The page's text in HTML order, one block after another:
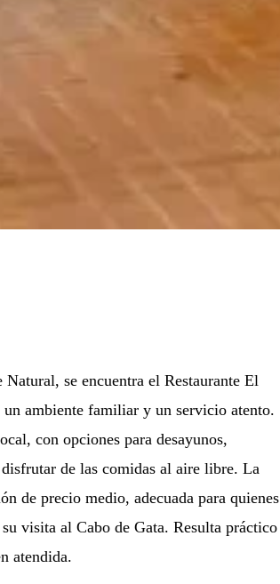
se encuentra el Restaurante El
ambiente familiar y un servicio atento.
con opciones para desayunos,
de las comidas al aire libre. La
de precio medio, adecuada para quienes
visita al Cabo de Gata. Resulta práctico
atendida.